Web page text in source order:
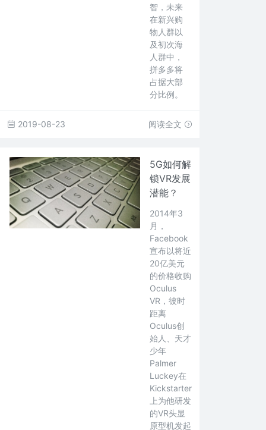
智，未来
在新兴购
物人群以
及初次海
人群中，
拼多多将
占据大部
分比例。
2019-08-23 阅读全文
5G如何解
锁VR发展
潜能？
2014年3
月，
Facebook
宣布以将近
20亿美元
的价格收购
Oculus
VR，彼时
距离
Oculus创
始人、天才
少年
Palmer
Luckey在
Kickstarter
上为他研发
的VR头显
原型机发起